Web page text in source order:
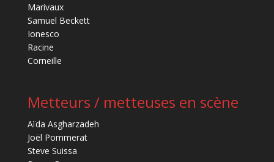
Marivaux
Samuel Beckett
Ionesco
Racine
Corneille
Metteurs / metteuses en scène
Aïda Asgharzadeh
Joël Pommerat
Steve Suissa